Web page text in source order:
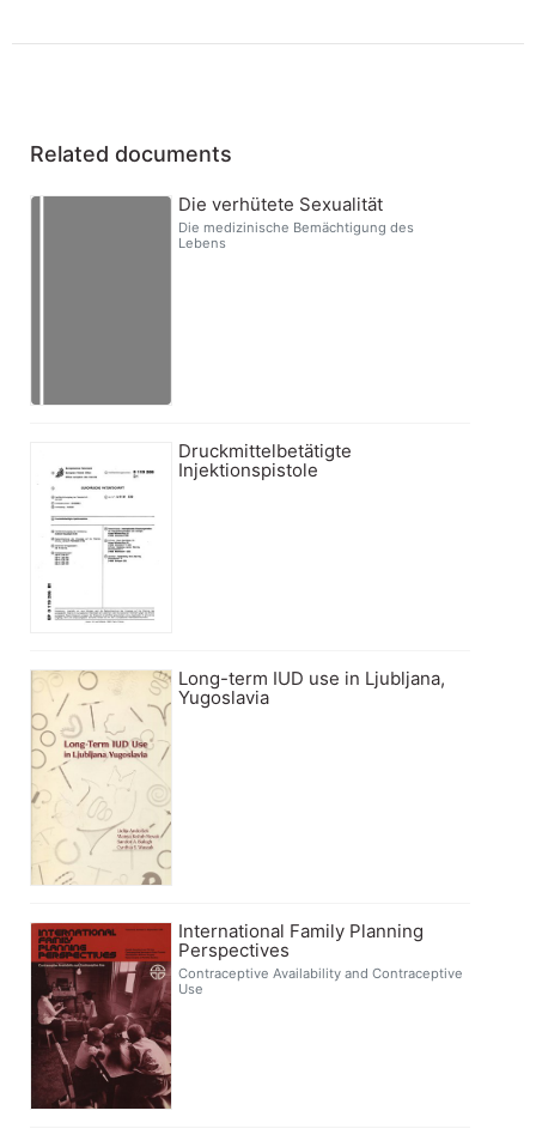
Related documents
Die verhütete Sexualität
Die medizinische Bemächtigung des
Lebens
Druckmittelbetätigte
Injektionspistole
Long-term IUD use in Ljubljana,
Yugoslavia
International Family Planning
Perspectives
Contraceptive Availability and Contraceptive
Use